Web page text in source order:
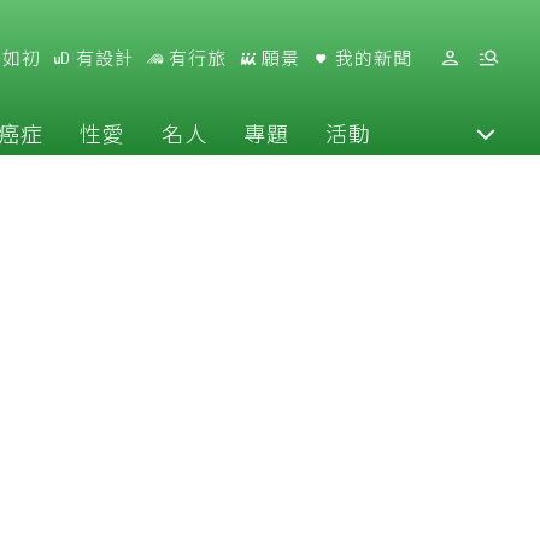
初 有設計 有行旅 願景 我的新聞
症 性愛 名人 專題 活動